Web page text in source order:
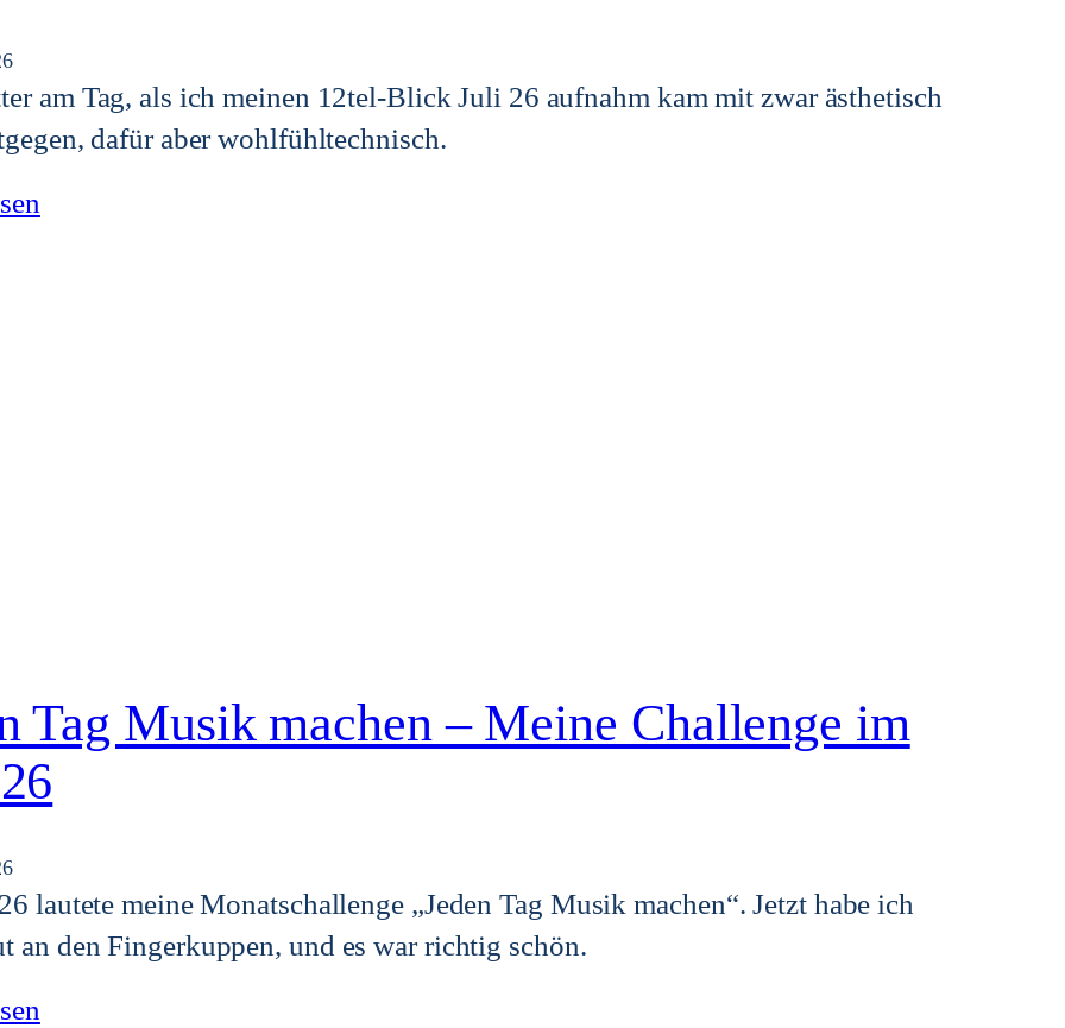
am Tag, als ich meinen 12tel-Blick Juli 26 aufnahm kam mit zwar ästhetisch
dafür aber wohlfühltechnisch.
Tag Musik machen – Meine Challenge im
lautete meine Monatschallenge „Jeden Tag Musik machen“. Jetzt habe ich
an den Fingerkuppen, und es war richtig schön.